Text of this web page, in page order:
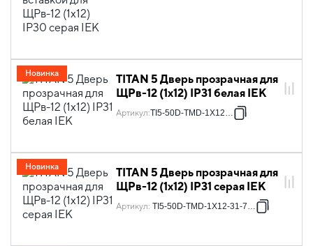
TITAN 5 Дверь прозрачная для
ЩРв-12 (1х12) IP31 белая IEK
Артикул:TI5-50D-TMD-1X12-31
Новинка
TITAN 5 Дверь прозрачная для
ЩРв-12 (1х12) IP31 серая IEK
Артикул: TI5-50D-TMD-1X12-31-7035
Новинка